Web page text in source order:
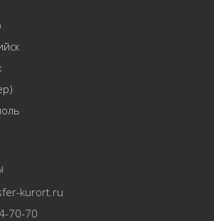
kurort.ru
70-70